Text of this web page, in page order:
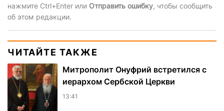
нажмите Ctrl+Enter или Отправить ошибку, чтобы сообщить
об этом редакции.
ЧИТАЙТЕ ТАКЖЕ
Митрополит Онуфрий встретился с
иерархом Сербской Церкви
13:41